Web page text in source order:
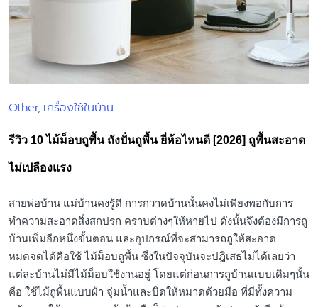
Posted
Other เครื่องใช้ในบ้าน
รีวิว 10 ไม้ม็อบถูพื้น ถังปั่นถูพื้น ยี่ห้อไหนดี [2026] ถูพื้นสะอาด
ไม่เปลืองแรง
สายพ่อบ้าน แม่บ้านคงรู้ดี การกวาดบ้านนั้นคงไม่เพียงพอกับการ
ทำความสะอาดสิ่งสกปรก คราบต่างๆให้หายไป ดังนั้นจึงต้องมีการถู
บ้านเพิ่มอีกหนึ่งขั้นตอน และอุปกรณ์ที่จะสามารถถูให้สะอาด
หมดจดได้คือใช้ ไม้ม็อบถูพื้น ซึ่งในปัจจุบันจะปฎิเสธไม่ได้เลยว่า
แต่ละบ้านไม่มีไม้ม็อบใช้งานอยู่ โดยแต่ก่อนการถูบ้านแบบเดิมๆนั้น
คือ ใช้ไม้ถูพื้นแบบผ้า จุ่มน้ำและบิดให้หมาดด้วยมือ ที่มีทั้งความ